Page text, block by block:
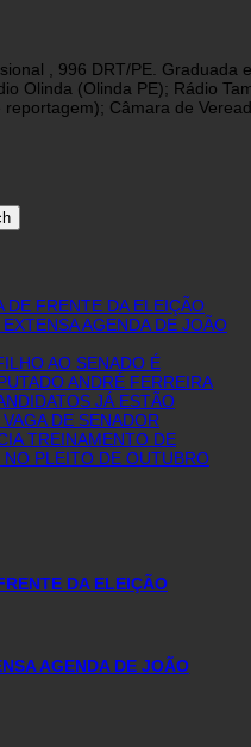
, 996 DRT/PE.
Olinda (Olinda PE); Rádio
Câmara de
DE FRENTE DA ELEIÇÃO
AGENDA DE JOÃO
AO SENADO É
ANDRÉ FERREIRA
JÁ ESTÃO
DE SENADOR
TREINAMENTO DE
PLEITO DE OUTUBRO
DA ELEIÇÃO
AGENDA DE JOÃO